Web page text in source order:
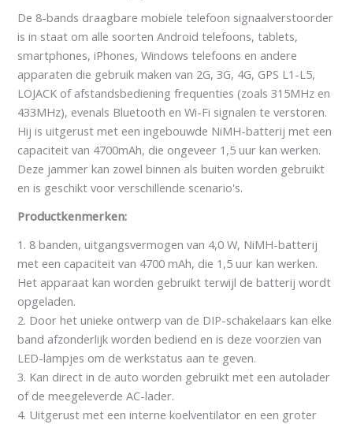
De 8-bands draagbare mobiele telefoon signaalverstoorder
is in staat om alle soorten Android telefoons, tablets,
smartphones, iPhones, Windows telefoons en andere
apparaten die gebruik maken van 2G, 3G, 4G, GPS L1-L5,
LOJACK of afstandsbediening frequenties (zoals 315MHz en
433MHz), evenals Bluetooth en Wi-Fi signalen te verstoren.
Hij is uitgerust met een ingebouwde NiMH-batterij met een
capaciteit van 4700mAh, die ongeveer 1,5 uur kan werken.
Deze jammer kan zowel binnen als buiten worden gebruikt
en is geschikt voor verschillende scenario's.
Productkenmerken:
1. 8 banden, uitgangsvermogen van 4,0 W, NiMH-batterij
met een capaciteit van 4700 mAh, die 1,5 uur kan werken.
Het apparaat kan worden gebruikt terwijl de batterij wordt
opgeladen.
2. Door het unieke ontwerp van de DIP-schakelaars kan elke
band afzonderlijk worden bediend en is deze voorzien van
LED-lampjes om de werkstatus aan te geven.
3. Kan direct in de auto worden gebruikt met een autolader
of de meegeleverde AC-lader.
4. Uitgerust met een interne koelventilator en een groter